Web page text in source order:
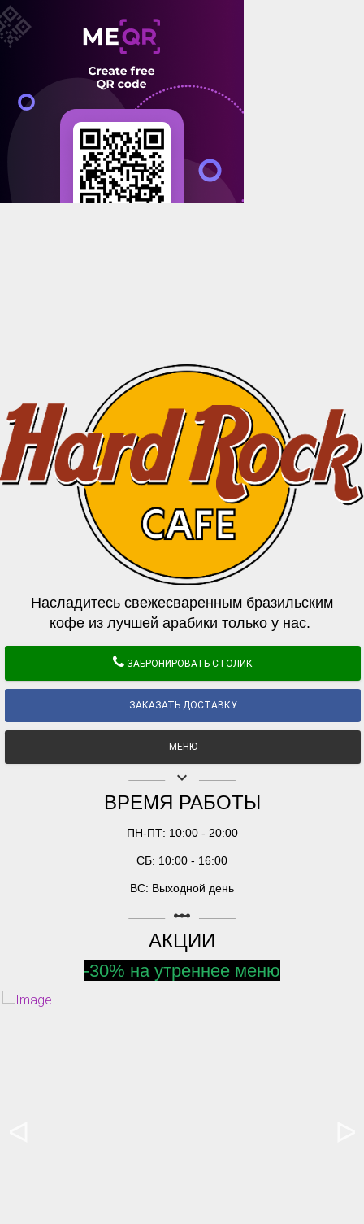
Насладитесь свежесваренным бразильским
кофе из лучшей арабики только у нас.
ЗАБРОНИРОВАТЬ СТОЛИК
ЗАКАЗАТЬ ДОСТАВКУ
МЕНЮ
keyboard_arrow_down
ВРЕМЯ РАБОТЫ
ПН-ПТ: 10:00 - 20:00
СБ: 10:00 - 16:00
ВС: Выходной день
linear_scale
АКЦИИ
-30% на утреннее меню